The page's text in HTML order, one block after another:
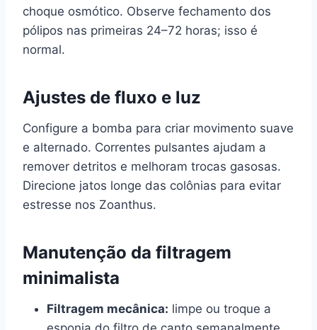
choque osmótico. Observe fechamento dos
pólipos nas primeiras 24–72 horas; isso é
normal.
Ajustes de fluxo e luz
Configure a bomba para criar movimento suave
e alternado. Correntes pulsantes ajudam a
remover detritos e melhoram trocas gasosas.
Direcione jatos longe das colônias para evitar
estresse nos Zoanthus.
Manutenção da filtragem
minimalista
Filtragem mecânica: limpe ou troque a